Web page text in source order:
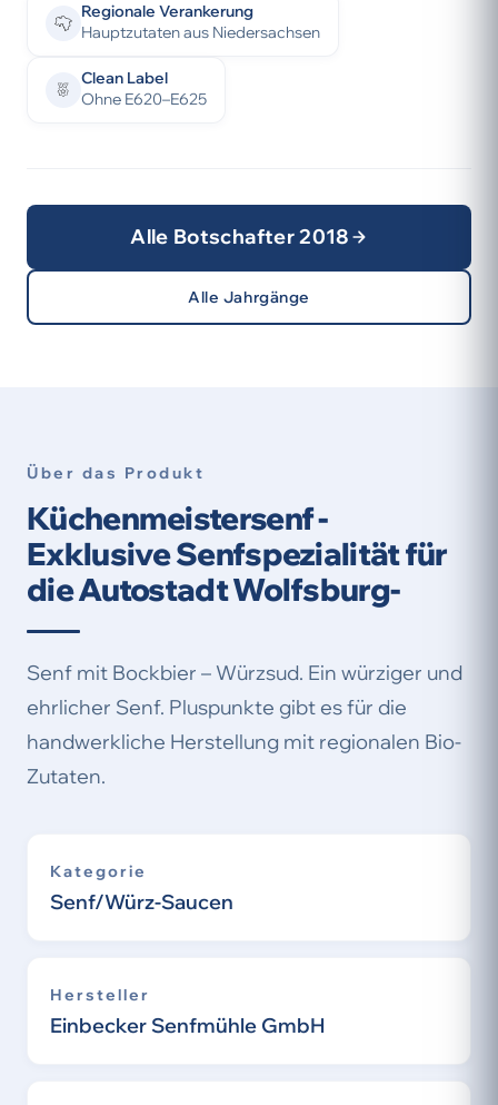
Regionale Verankerung
Hauptzutaten aus Niedersachsen
Clean Label
Ohne E620–E625
Alle Botschafter 2018
Alle Jahrgänge
Über das Produkt
Küchenmeistersenf -
Exklusive Senfspezialität für
die Autostadt Wolfsburg-
Senf mit Bockbier – Würzsud. Ein würziger und
ehrlicher Senf. Pluspunkte gibt es für die
handwerkliche Herstellung mit regionalen Bio-
Zutaten.
Kategorie
Senf/Würz-Saucen
Hersteller
Einbecker Senfmühle GmbH